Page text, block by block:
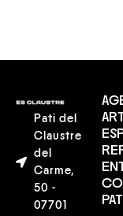
Pati del
Claustre
del
Carme,
50 -
07701